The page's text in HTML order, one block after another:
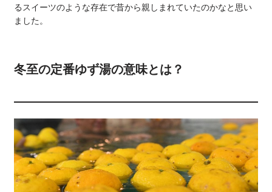
るスイーツのような存在で昔から親しまれていたのかなと思い
ました。
冬至の定番ゆず湯の意味とは？